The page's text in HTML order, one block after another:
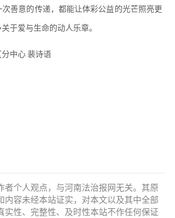
善意的传递，都能让体彩公益的光芒照亮更
于爱与生命的动人乐章。
分中心 裴诗语
者个人观点，与河南法治报网无关。其原
内容未经本站证实，对本文以及其中全部
实性、完整性、及时性本站不作任何保证